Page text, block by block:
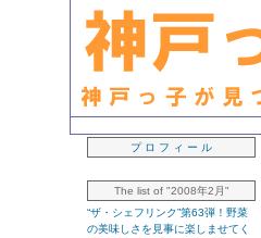
プ ロ フ ィ ー ル
The list of "2008年2月"
“ザ・シェフリンク”第63弾！野菜
の美味しさを見事に楽しませてく